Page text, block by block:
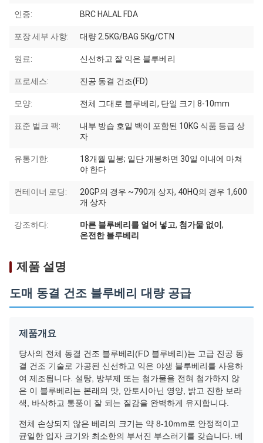
인증: BRC HALAL FDA
포장 세부 사항: 대량 2.5KG/BAG 5Kg/CTN
원료: 신선하고 잘 익은 블루베리
프로세스: 진공 동결 건조(FD)
모양: 전체 그대로 블루베리, 단일 크기 8-10mm
표준 벌크 팩:
내부 방습 호일 백이 포함된 10KG 식품 등급 상
자
유통기한:
18개월 밀봉; 일단 개봉하면 30일 이내에 마쳐
야 한다
컨테이너 로딩:
20GP의 경우 ~790개 상자, 40HQ의 경우 1,600
개 상자
강조하다: 마른 블루베리를 얼어 넣고, 첨가물 없이 ,
온전한 블루베리
제품 설명
도매 동결 건조 블루베리 대량 공급
제품개요
당사의 전체 동결 건조 블루베리(FD 블루베리)는 고급 진공 동
결 건조 기술로 가공된 신선하고 익은 야생 블루베리를 사용하
여 제조됩니다. 설탕, 방부제 또는 첨가물을 전혀 첨가하지 않
은 이 블루베리는 본래의 맛, 안토시아닌 영양, 밝고 진한 보라
색, 바삭하고 통풍이 잘 되는 질감을 완벽하게 유지합니다.
전체 손상되지 않은 베리의 크기는 약 8-10mm로 안정적이고
균일한 입자 크기와 최소한의 부서진 부스러기를 갖습니다. 베